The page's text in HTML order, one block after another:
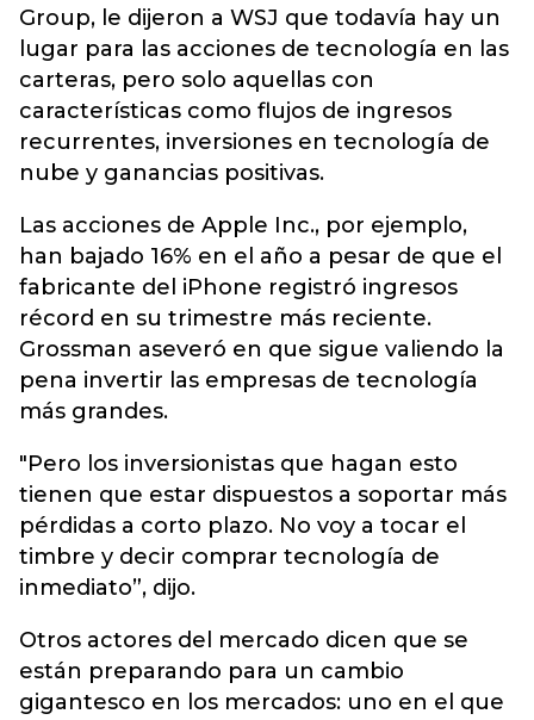
Group, le dijeron a WSJ que todavía hay un
lugar para las acciones de tecnología en las
carteras, pero solo aquellas con
características como flujos de ingresos
recurrentes, inversiones en tecnología de
nube y ganancias positivas.
Las acciones de Apple Inc., por ejemplo,
han bajado 16% en el año a pesar de que el
fabricante del iPhone registró ingresos
récord en su trimestre más reciente.
Grossman aseveró en que sigue valiendo la
pena invertir las empresas de tecnología
más grandes.
"Pero los inversionistas que hagan esto
tienen que estar dispuestos a soportar más
pérdidas a corto plazo. No voy a tocar el
timbre y decir comprar tecnología de
inmediato”, dijo.
Otros actores del mercado dicen que se
están preparando para un cambio
gigantesco en los mercados: uno en el que